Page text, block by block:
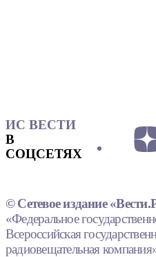
ИС ВЕСТИ
В
СОЦСЕТЯХ
© Сетевое издание
«Федеральное
Всероссийская
радиовещательная